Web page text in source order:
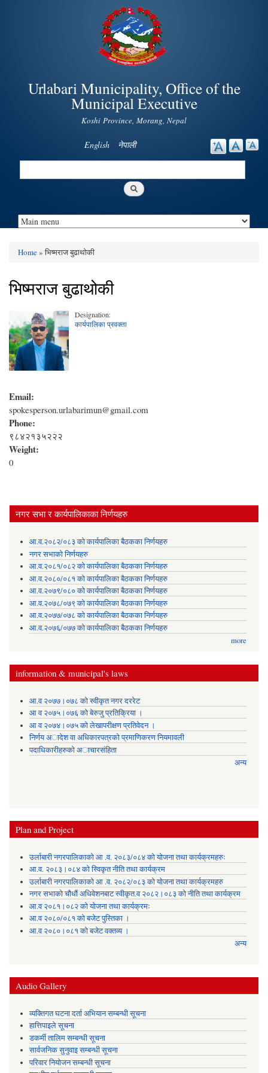
Skip to
main
content
Urlabari Municipality, Office of the
Municipal Executive
Koshi Province, Morang, Nepal
English नेपाली
Search
Home» भिष्मराज बुढाथोकी
भिष्मराज बुढाथोकी
Designation:
कार्यपालिका प्रवक्ता
Email:
spokesperson.urlabarimun@gmail.com
Phone:
९८४२१३५२२२
Weight:
0
नगर सभा र कार्यपालिकाका निर्णयहरु
आ.व.२०८२/०८३ को कार्यपालिका बैठकका निर्णयहरु
नगर सभाको निर्णयहरु
आ.व.२०८१/०८२ को कार्यपालिका बैठकका निर्णयहरु
आ.व.२०८०/०८१ को कार्यपालिका बैठकका निर्णयहरु
आ.व.२०७९/०८० को कार्यपालिका बैठकका निर्णयहरु
आ.व.२०७८/०७९ को कार्यपालिका बैठकका निर्णयहरु
आ.व.२०७७/०७८ को कार्यपालिका बैठकका निर्णयहरु
आ.व.२०७६/०७७ को कार्यपालिका बैठकका निर्णयहरु
more
information & municipal's laws
आ.व २०७७।०७८ को स्वीकृत नगर दररेट
आ व २०७५।०७६ को बेरुजु प्रतिक्रिया ।
आ व २०७४।०७५ काे लेखापरीक्षण प्रतिवेदन ।
निर्णय अादेश वा अधिकारपत्रकाे प्रमाणिकरण नियमावली
पदाधिकारीहरुको अाचारसंहिता
अन्य
Plan and Project
उर्लाबारी नगरपालिकाको आ .व. २०८३/०८४ को योजना तथा कार्यक्रमहरुः
आ.व. २०८३।०८४ को स्विकृत नीति तथा कार्यक्रम
उर्लाबारी नगरपालिकाको आ .व. २०८२/०८३ को योजना तथा कार्यक्रमहरु
नगर सभाको चौधौं अधिवेशनबाट स्वीकृत.व २०८२।०८३ को नीति तथा कार्यक्रम
आ.व २०८१।०८२ को योजना तथा कार्यक्रमः
आ.व २०८०/०८१ को बजेट पुस्तिका ।
आ.व २०८०।०८१ को बजेट वक्तव्य ।
अन्य
Audio Gallery
व्यक्तिगत घटना दर्ता अभियान सम्बन्धी सूचना
हात्तिपाइले सूचना
डकर्मी तालिम सम्बन्धी सूचना
सार्वजनिक सुनुवाइ सम्बन्धी सूचना
परिवार नियोजन सम्बन्धी सूचना